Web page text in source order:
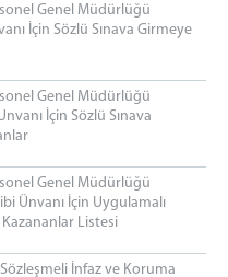
Genel Müdürlüğü
İçin Sözlü Sınava Girmeye
Genel Müdürlüğü
İçin Sözlü Sınava
Genel Müdürlüğü
Ünvanı İçin Uygulamalı
Kazananlar Listesi
İnfaz ve Koruma